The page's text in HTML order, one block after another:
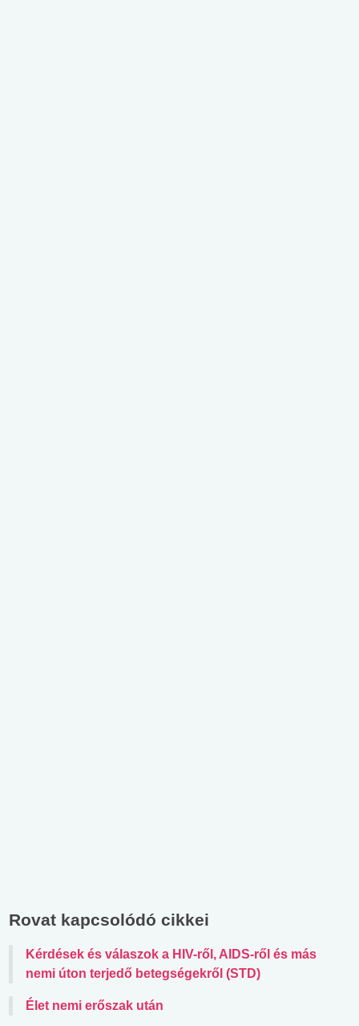
Rovat kapcsolódó cikkei
Kérdések és válaszok a HIV-ről, AIDS-ről és más
nemi úton terjedő betegségekről (STD)
Élet nemi erőszak után